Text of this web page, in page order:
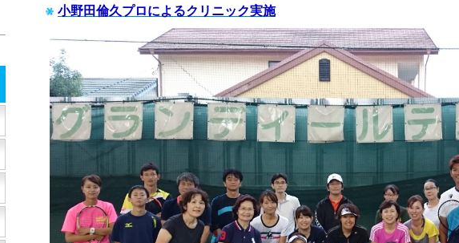
小野田倫久プロによるクリニック実施